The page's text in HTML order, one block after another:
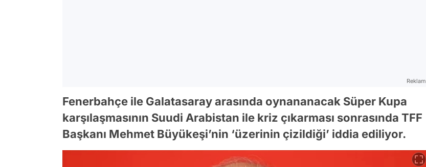
Reklam
Fenerbahçe ile Galatasaray arasında oynananacak Süper Kupa
karşılaşmasının Suudi Arabistan ile kriz çıkarması sonrasında TFF
Başkanı Mehmet Büyükeşi’nin ‘üzerinin çizildiği’ iddia ediliyor.